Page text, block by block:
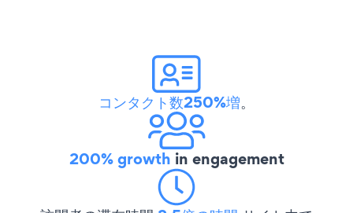
コンタクト数250%増。
200% growth in engagement